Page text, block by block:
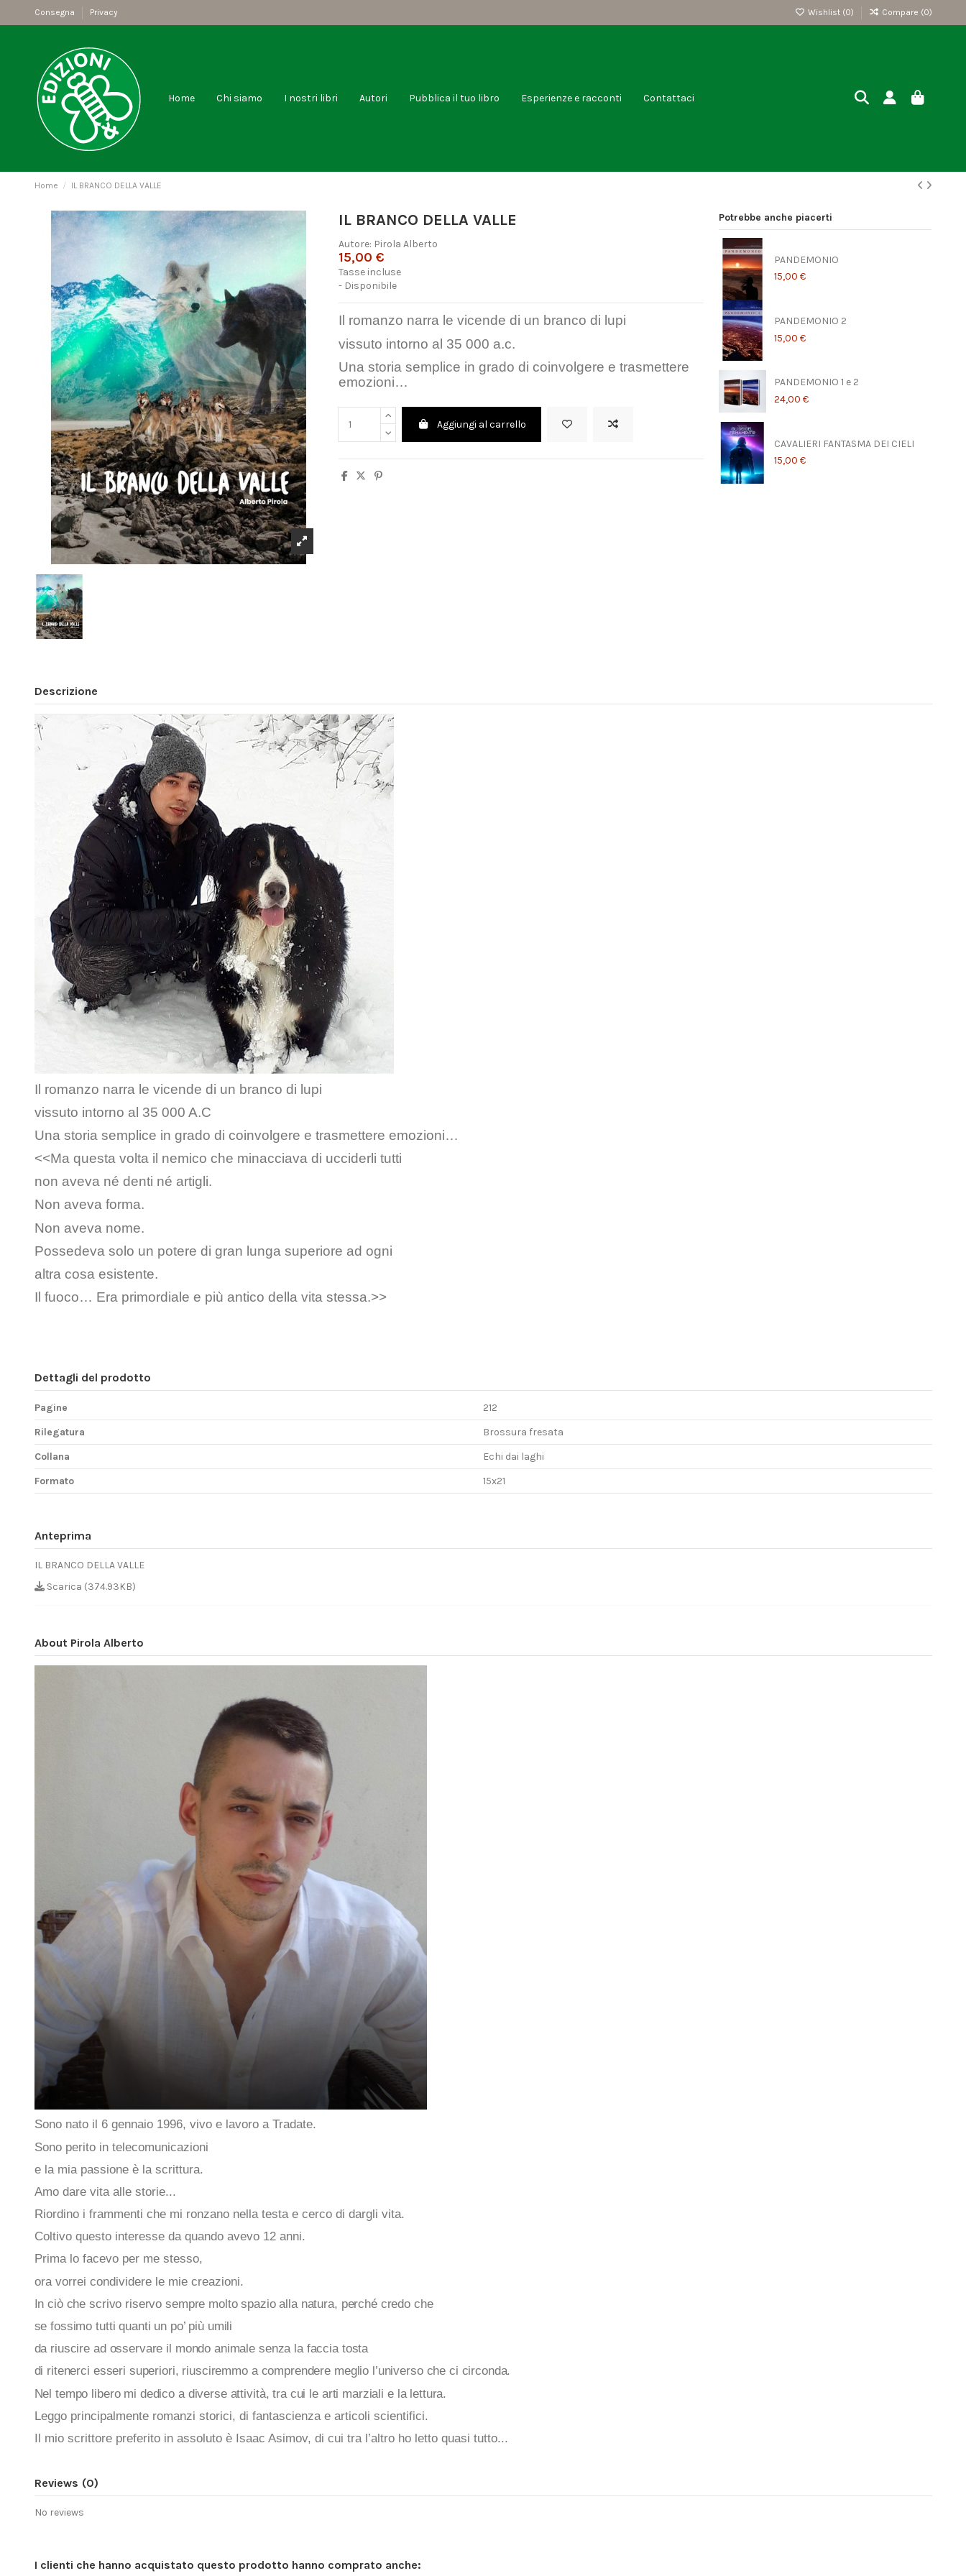
Consegna Privacy Wishlist (0) Compare (0)
Home Chi siamo I nostri libri Autori Pubblica il tuo libro Esperienze e racconti Contattaci
Home IL BRANCO DELLA VALLE
IL BRANCO DELLA VALLE
Autore: Pirola Alberto
15,00 €
Tasse incluse
- Disponibile
Il romanzo narra le vicende di un branco di lupi
vissuto intorno al 35 000 a.c.
Una storia semplice in grado di coinvolgere e trasmettere
emozioni…
Aggiungi al carrello
Potrebbe anche piacerti
PANDEMONIO
15,00 €
PANDEMONIO 2
15,00 €
PANDEMONIO 1 e 2
24,00 €
CAVALIERI FANTASMA DEI CIELI
15,00 €
Descrizione
Il romanzo narra le vicende di un branco di lupi
vissuto intorno al 35 000 A.C
Una storia semplice in grado di coinvolgere e trasmettere emozioni…
<<Ma questa volta il nemico che minacciava di ucciderli tutti
non aveva né denti né artigli.
Non aveva forma.
Non aveva nome.
Possedeva solo un potere di gran lunga superiore ad ogni
altra cosa esistente.
Il fuoco… Era primordiale e più antico della vita stessa.>>
Dettagli del prodotto
Pagine
212
Rilegatura
Brossura fresata
Collana
Echi dai laghi
Formato
15x21
Anteprima
IL BRANCO DELLA VALLE
Scarica (374.93KB)
About Pirola Alberto
Sono nato il 6 gennaio 1996, vivo e lavoro a Tradate.
Sono perito in telecomunicazioni
e la mia passione è la scrittura.
Amo dare vita alle storie...
Riordino i frammenti che mi ronzano nella testa e cerco di dargli vita.
Coltivo questo interesse da quando avevo 12 anni.
Prima lo facevo per me stesso,
ora vorrei condividere le mie creazioni.
In ciò che scrivo riservo sempre molto spazio alla natura, perché credo che
se fossimo tutti quanti un po’ più umili
da riuscire ad osservare il mondo animale senza la faccia tosta
di ritenerci esseri superiori, riusciremmo a comprendere meglio l’universo che ci circonda.
Nel tempo libero mi dedico a diverse attività, tra cui le arti marziali e la lettura.
Leggo principalmente romanzi storici, di fantascienza e articoli scientifici.
Il mio scrittore preferito in assoluto è Isaac Asimov, di cui tra l’altro ho letto quasi tutto...
Reviews (0)
No reviews
I clienti che hanno acquistato questo prodotto hanno comprato anche: